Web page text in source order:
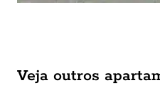
Veja outros